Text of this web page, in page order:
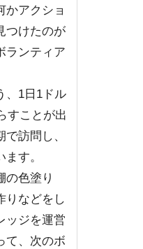
かアクショ
つけたのが
ランティア
、1日1ドル
すことが出
訪問し、
す。
の色塗り
りなどをし
ッジを運営
て、次のボ